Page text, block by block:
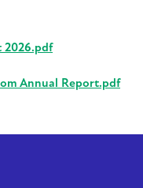
2026.pdf
Annual Report.pdf